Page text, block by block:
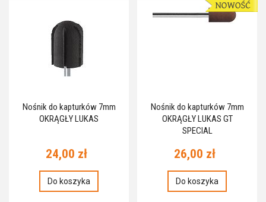
Nośnik do kapturków 7mm
OKRĄGŁY LUKAS
24,00 zł
Do koszyka
Nośnik do kapturków 7mm
OKRĄGŁY LUKAS GT
SPECIAL
26,00 zł
Do koszyka